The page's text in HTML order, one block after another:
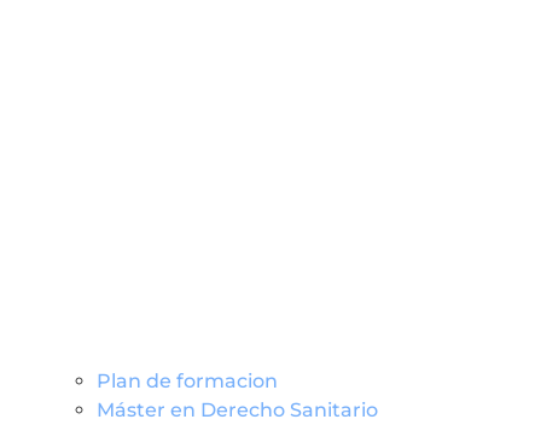
Plan de formacion
Máster en Derecho Sanitario